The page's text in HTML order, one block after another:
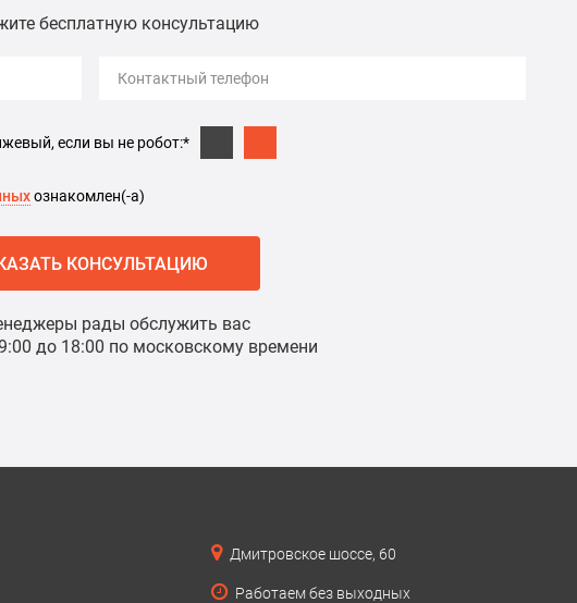
бесплатную консультацию
если вы не робот:*
ознакомлен(-а)
КОНСУЛЬТАЦИЮ
рады обслужить вас
до 18:00 по московскому времени
Дмитровское шоссе, 60
Работаем без выходных